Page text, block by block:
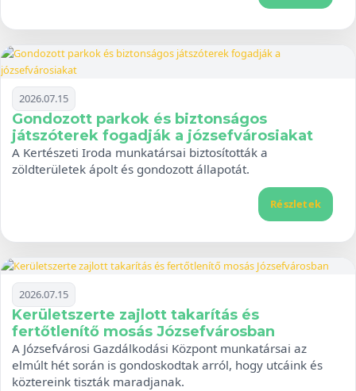
2026.07.15
Gondozott parkok és biztonságos
játszóterek fogadják a józsefvárosiakat
A Kertészeti Iroda munkatársai biztosították a
zöldterületek ápolt és gondozott állapotát.
Részletek
2026.07.15
Kerületszerte zajlott takarítás és
fertőtlenítő mosás Józsefvárosban
A Józsefvárosi Gazdálkodási Központ munkatársai az
elmúlt hét során is gondoskodtak arról, hogy utcáink és
köztereink tiszták maradjanak.